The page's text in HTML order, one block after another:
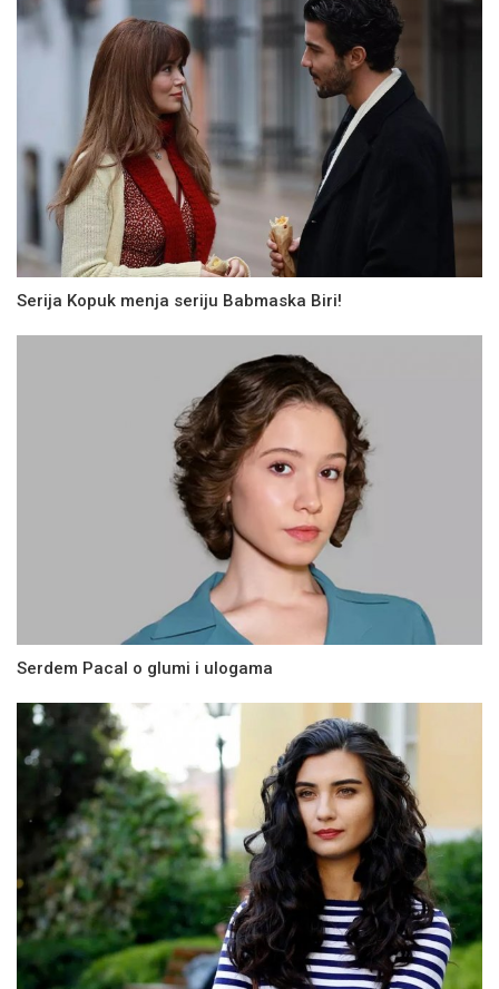
Serija Kopuk menja seriju Babmaska Biri!
Serdem Pacal o glumi i ulogama